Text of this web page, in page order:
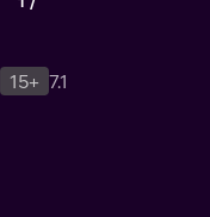
15+ 7.1